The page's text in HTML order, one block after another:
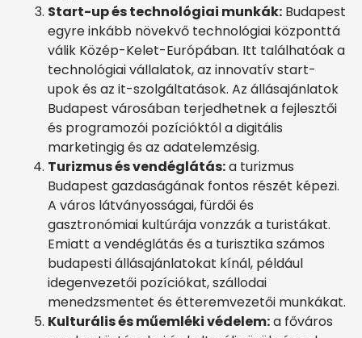
Start-up és technológiai munkák: Budapest
egyre inkább növekvő technológiai központtá
válik Közép-Kelet-Európában. Itt találhatóak a
technológiai vállalatok, az innovatív start-
upok és az it-szolgáltatások. Az állásajánlatok
Budapest városában terjedhetnek a fejlesztői
és programozói pozícióktól a digitális
marketingig és az adatelemzésig.
Turizmus és vendéglátás:a turizmus
Budapest gazdaságának fontos részét képezi.
A város látványosságai, fürdői és
gasztronómiai kultúrája vonzzák a turistákat.
Emiatt a vendéglátás és a turisztika számos
budapesti állásajánlatokat kínál, például
idegenvezetői pozíciókat, szállodai
menedzsmentet és étteremvezetői munkákat.
Kulturális és műemléki védelem:a főváros